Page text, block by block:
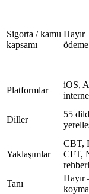
Sigorta / kamu
kapsamı
Hayır
ödeme
Platformlar
iOS,
Diller
55
Yaklaşımlar
CBT,
CFT,
Tanı
Hayır